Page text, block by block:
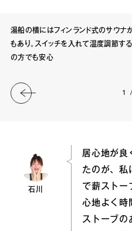
湯船の横にはフィンランド式のサウナ
もあり。スイッチを入れて温度調節す
の方でも安心
1 /
石川
居心地が良
たのが、私
で薪ストー
心地よく時
ストーブの